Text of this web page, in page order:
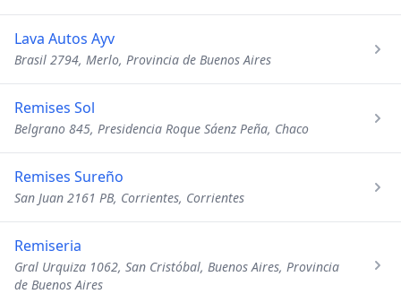
Lava Autos Ayv
Brasil 2794, Merlo, Provincia de Buenos Aires
Remises Sol
Belgrano 845, Presidencia Roque Sáenz Peña, Chaco
Remises Sureño
San Juan 2161 PB, Corrientes, Corrientes
Remiseria
Gral Urquiza 1062, San Cristóbal, Buenos Aires, Provincia
de Buenos Aires